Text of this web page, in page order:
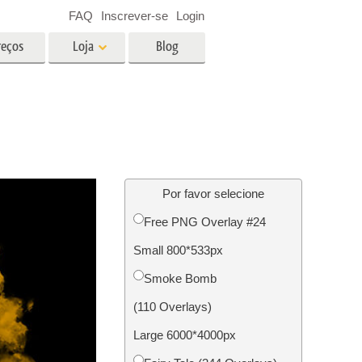
de
Foto Restauração Serviços
Loja Blog
FAQ Inscrever-se Login
Por favor selecione
Free PNG Overlay #24
Small 800*533px
Smoke Bomb
(110 Overlays)
Large 6000*4000px